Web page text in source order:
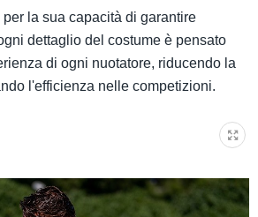
la sua capacità di garantire
dettaglio del costume è pensato
di ogni nuotatore, riducendo la
l'efficienza nelle competizioni.